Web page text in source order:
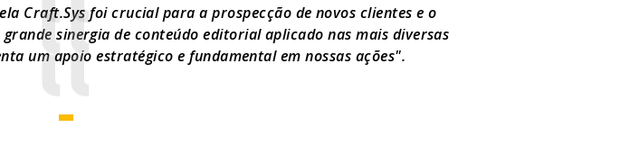
Craft.Sys foi crucial para a prospecção de novos clientes e o
sinergia de conteúdo editorial aplicado nas mais diversas
um apoio estratégico e fundamental em nossas ações".